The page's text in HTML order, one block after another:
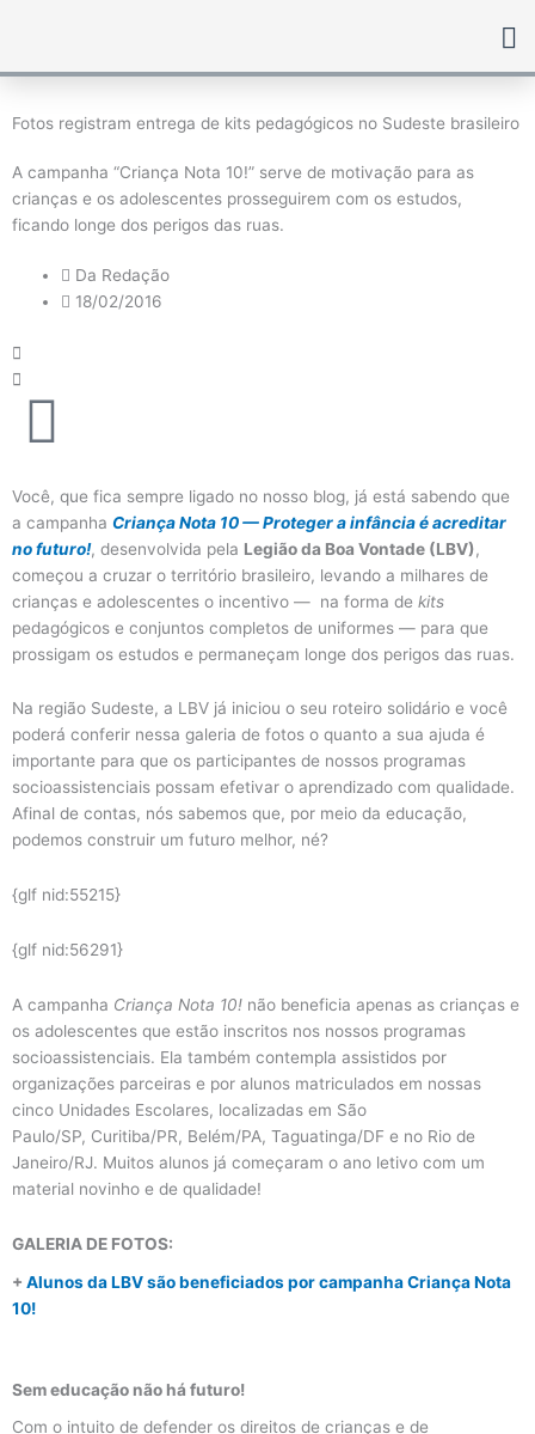
Fotos registram entrega de kits pedagógicos no Sudeste brasileiro
A campanha “Criança Nota 10!” serve de motivação para as
crianças e os adolescentes prosseguirem com os estudos,
ficando longe dos perigos das ruas.
Da Redação
18/02/2016
Você, que fica sempre ligado no nosso blog, já está sabendo que
a campanha Criança Nota 10 — Proteger a infância é acreditar
no futuro!, desenvolvida pela Legião da Boa Vontade (LBV),
começou a cruzar o território brasileiro, levando a milhares de
crianças e adolescentes o incentivo — na forma de kits
pedagógicos e conjuntos completos de uniformes — para que
prossigam os estudos e permaneçam longe dos perigos das ruas.
Na região Sudeste, a LBV já iniciou o seu roteiro solidário e você
poderá conferir nessa galeria de fotos o quanto a sua ajuda é
importante para que os participantes de nossos programas
socioassistenciais possam efetivar o aprendizado com qualidade.
Afinal de contas, nós sabemos que, por meio da educação,
podemos construir um futuro melhor, né?
{glf nid:55215}
{glf nid:56291}
A campanha Criança Nota 10! não beneficia apenas as crianças e
os adolescentes que estão inscritos nos nossos programas
socioassistenciais. Ela também contempla assistidos por
organizações parceiras e por alunos matriculados em nossas
cinco Unidades Escolares, localizadas em São
Paulo/SP, Curitiba/PR, Belém/PA, Taguatinga/DF e no Rio de
Janeiro/RJ. Muitos alunos já começaram o ano letivo com um
material novinho e de qualidade!
GALERIA DE FOTOS:
+ Alunos da LBV são beneficiados por campanha Criança Nota
10!
Sem educação não há futuro!
Com o intuito de defender os direitos de crianças e de